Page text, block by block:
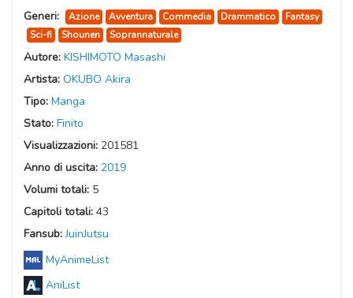
Generi:
Azione Avventura Commedia Drammatico
Fantasy
Sci-fi
Shounen Soprannaturale
Autore: KISHIMOTO Masashi
Artista: OKUBO Akira
Tipo: Manga
Stato: Finito
Visualizzazioni: 201581
Anno di uscita: 2019
Volumi totali: 5
Capitoli totali: 43
Fansub:JuinJutsu
MyAnimeList
AniList